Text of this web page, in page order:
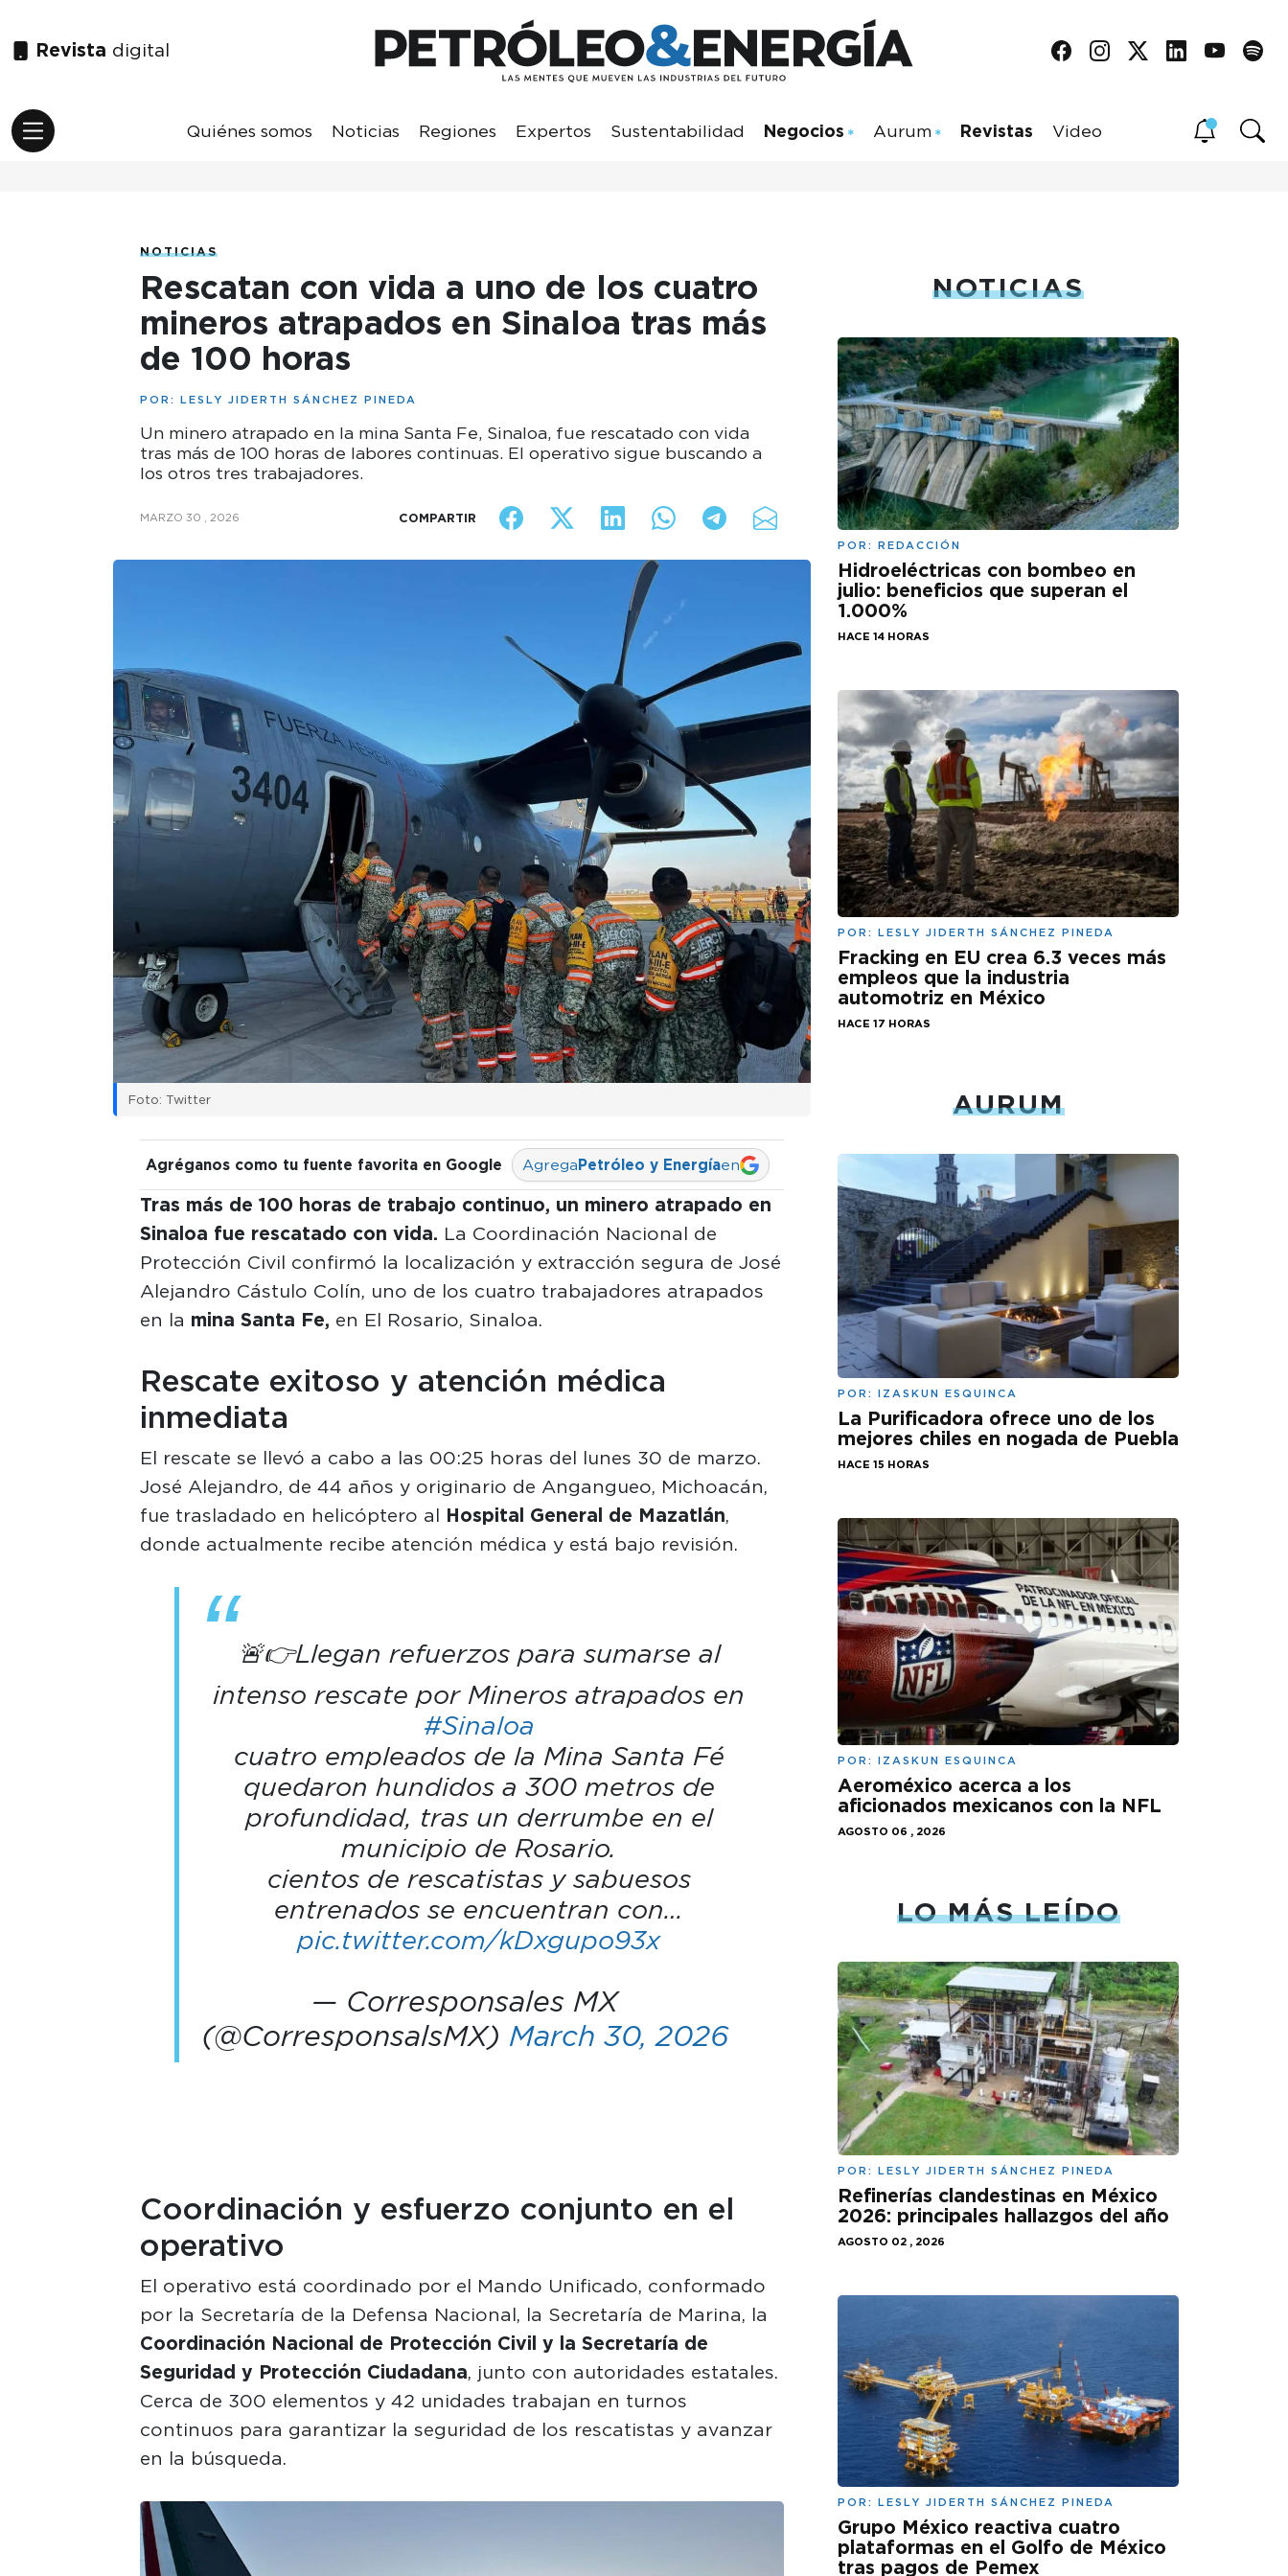
Revista digital
Quiénes somos Noticias Regiones Expertos Sustentabilidad Negocios Aurum Revistas Video
NOTICIAS
Rescatan con vida a uno de los cuatro
mineros atrapados en Sinaloa tras más
de 100 horas
POR: LESLY JIDERTH SÁNCHEZ PINEDA
Un minero atrapado en la mina Santa Fe, Sinaloa, fue rescatado con vida
tras más de 100 horas de labores continuas. El operativo sigue buscando a
los otros tres trabajadores.
MARZO 30 , 2026 COMPARTIR
Foto: Twitter
Agréganos como tu fuente favorita en Google AgregaPetróleo y Energíaen
Tras más de 100 horas de trabajo continuo, un minero atrapado en
Sinaloa fue rescatado con vida. La Coordinación Nacional de
Protección Civil confirmó la localización y extracción segura de José
Alejandro Cástulo Colín, uno de los cuatro trabajadores atrapados
en la mina Santa Fe, en El Rosario, Sinaloa.
Rescate exitoso y atención médica
inmediata
El rescate se llevó a cabo a las 00:25 horas del lunes 30 de marzo.
José Alejandro, de 44 años y originario de Angangueo, Michoacán,
fue trasladado en helicóptero al Hospital General de Mazatlán,
donde actualmente recibe atención médica y está bajo revisión.
🚨👉Llegan refuerzos para sumarse al
intenso rescate por Mineros atrapados en
#Sinaloa
cuatro empleados de la Mina Santa Fé
quedaron hundidos a 300 metros de
profundidad, tras un derrumbe en el
municipio de Rosario.
cientos de rescatistas y sabuesos
entrenados se encuentran con…
pic.twitter.com/kDxgupo93x
— Corresponsales MX
(@CorresponsalsMX) March 30, 2026
Coordinación y esfuerzo conjunto en el
operativo
El operativo está coordinado por el Mando Unificado, conformado
por la Secretaría de la Defensa Nacional, la Secretaría de Marina, la
Coordinación Nacional de Protección Civil y la Secretaría de
Seguridad y Protección Ciudadana, junto con autoridades estatales.
Cerca de 300 elementos y 42 unidades trabajan en turnos
continuos para garantizar la seguridad de los rescatistas y avanzar
en la búsqueda.
NOTICIAS
POR: REDACCIÓN
Hidroeléctricas con bombeo en
julio: beneficios que superan el
1.000%
HACE 14 HORAS
POR: LESLY JIDERTH SÁNCHEZ PINEDA
Fracking en EU crea 6.3 veces más
empleos que la industria
automotriz en México
HACE 17 HORAS
AURUM
POR: IZASKUN ESQUINCA
La Purificadora ofrece uno de los
mejores chiles en nogada de Puebla
HACE 15 HORAS
POR: IZASKUN ESQUINCA
Aeroméxico acerca a los
aficionados mexicanos con la NFL
AGOSTO 06 , 2026
LO MÁS LEÍDO
POR: LESLY JIDERTH SÁNCHEZ PINEDA
Refinerías clandestinas en México
2026: principales hallazgos del año
AGOSTO 02 , 2026
POR: LESLY JIDERTH SÁNCHEZ PINEDA
Grupo México reactiva cuatro
plataformas en el Golfo de México
tras pagos de Pemex